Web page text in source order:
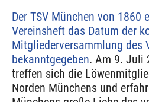
Der TSV München von 1860
Vereinsheft das Datum der
Mitgliederversammlung des
bekanntgegeben. Am 9. Juli
treffen sich die
Norden Münchens und